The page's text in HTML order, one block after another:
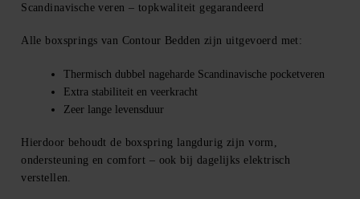
Scandinavische veren – topkwaliteit gegarandeerd
Alle boxsprings van Contour Bedden zijn uitgevoerd met:
Thermisch dubbel nageharde Scandinavische pocketveren
Extra stabiliteit en veerkracht
Zeer lange levensduur
Hierdoor behoudt de boxspring langdurig zijn vorm,
ondersteuning en comfort – ook bij dagelijks elektrisch
verstellen.